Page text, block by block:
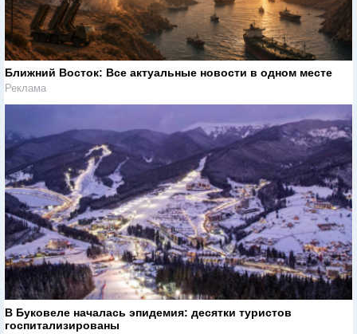
Ближний Восток: Все актуальные новости в одном месте
Реклама
В Буковеле началась эпидемия: десятки туристов
госпитализированы